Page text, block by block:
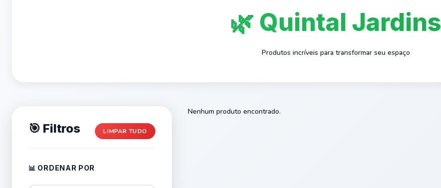
🌿 Quintal Jardins
Produtos incríveis para transformar seu espaço
🎯 Filtros LIMPAR TUDO
📊 ORDENAR POR
Nenhum produto encontrado.